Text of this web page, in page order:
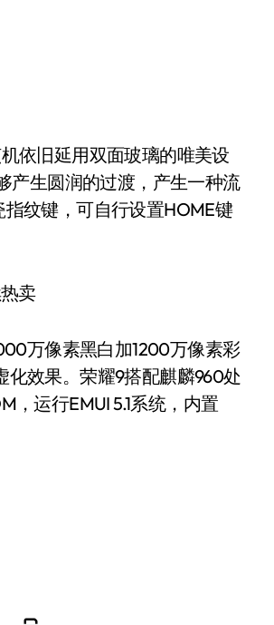
依旧延用双面玻璃的唯美设
产生圆润的过渡，产生一种流
纹键，可自行设置HOME键
万像素黑白加1200万像素彩
效果。荣耀9搭配麒麟960处
，运行EMUI 5.1系统，内置